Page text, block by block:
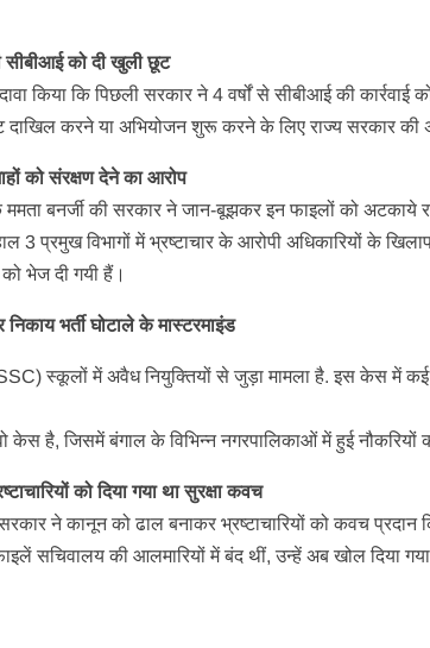
सीबीआई को दी खुली छूट
किया कि पिछली सरकार ने 4 वर्षों से सीबीआई की
दाखिल करने या अभियोजन शुरू करने के लिए राज्य सरकार की
को संरक्षण देने का आरोप
ममता बनर्जी की सरकार ने जान-बूझकर इन फाइलों को अटकाये
3 प्रमुख विभागों में भ्रष्टाचार के आरोपी अधिकारियों के
भेज दी गयी हैं।
निकाय भर्ती घोटाले के मास्टरमाइंड
स्कूलों में अवैध नियुक्तियों से जुड़ा मामला है. इस केस में
केस है, जिसमें बंगाल के विभिन्न नगरपालिकाओं में हुई
को दिया गया था सुरक्षा कवच
ने कानून को ढाल बनाकर भ्रष्टाचारियों को कवच प्रदान
सचिवालय की आलमारियों में बंद थीं, उन्हें अब खोल दिया